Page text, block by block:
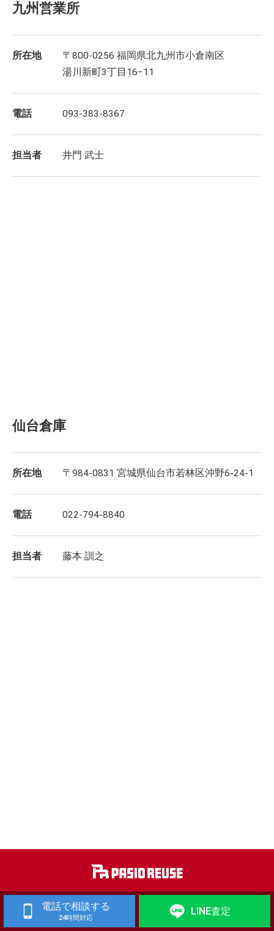
九州営業所
所在地
〒800-0256 福岡県北九州市小倉南区
湯川新町3丁目16−11
電話 093-383-8367
担当者 井門 武士
仙台倉庫
所在地 〒984-0831 宮城県仙台市若林区沖野6-24-1
電話 022-794-8840
担当者 藤本 訓之
電話で相談する
24時間対応
LINE査定
工作機械 買取
自動車整備機械・自動車板金機械 買取 金属加工機械・建築板金機械 買取